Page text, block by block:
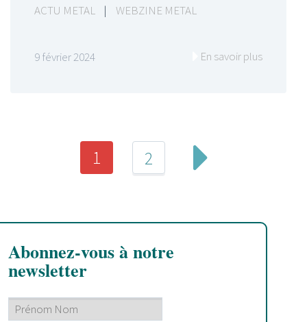
ACTU METAL | WEBZINE METAL
9 février 2024 En savoir plus
1 2
Abonnez-vous à notre
newsletter